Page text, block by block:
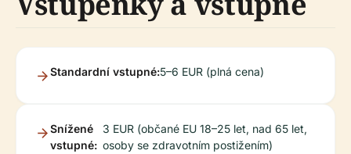
Standardní vstupné:5–6 EUR (plná cena)
Snížené
vstupné:
3 EUR (občané EU 18–25 let, nad 65 let,
osoby se zdravotním postižením)